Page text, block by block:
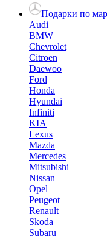
Подарки по
Audi
BMW
Chevrolet
Citroen
Daewoo
Ford
Honda
Hyundai
Infiniti
KIA
Lexus
Mazda
Mercedes
Mitsubishi
Nissan
Opel
Peugeot
Renault
Skoda
Subaru